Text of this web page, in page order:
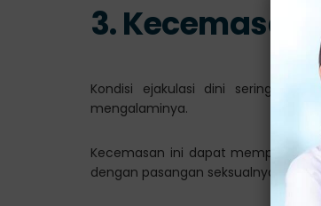
3. Kecemasan
Kondisi ejakulasi dini seringkali
mengalaminya.
Kecemasan ini dapat
dengan pasangan seksualnya.